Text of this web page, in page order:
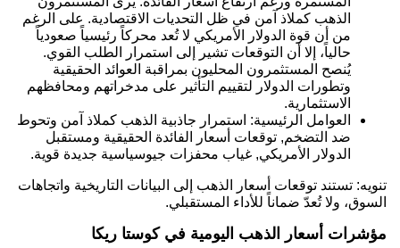
الذهب كملاذ آمن في ظل التحديات الاقتصادية. على الرغم
من أن قوة الدولار الأمريكي لا تُعد محركاً رئيسياً صعودياً
حالياً، إلا أن التوقعات تشير إلى استمرار الطلب القوي.
يُنصح المستثمرون المحليون بمراقبة العوائد الحقيقية
وتطورات الدولار لتقييم التأثير على مدخراتهم ومحافظهم
الاستثمارية.
العوامل الرئيسية: استمرار جاذبية الذهب كملاذ آمن وتحوط
ضد التضخم, توقعات أسعار الفائدة الحقيقية ومستقبل
الدولار الأمريكي, غياب محفزات جيوسياسية جديدة قوية.
تنويه: تستند توقعات أسعار الذهب إلى البيانات التاريخية واتجاهات
السوق، ولا تُعدّ ضماناً للأداء المستقبلي.
مؤشرات أسعار الذهب اليومية في كوستا ريكا